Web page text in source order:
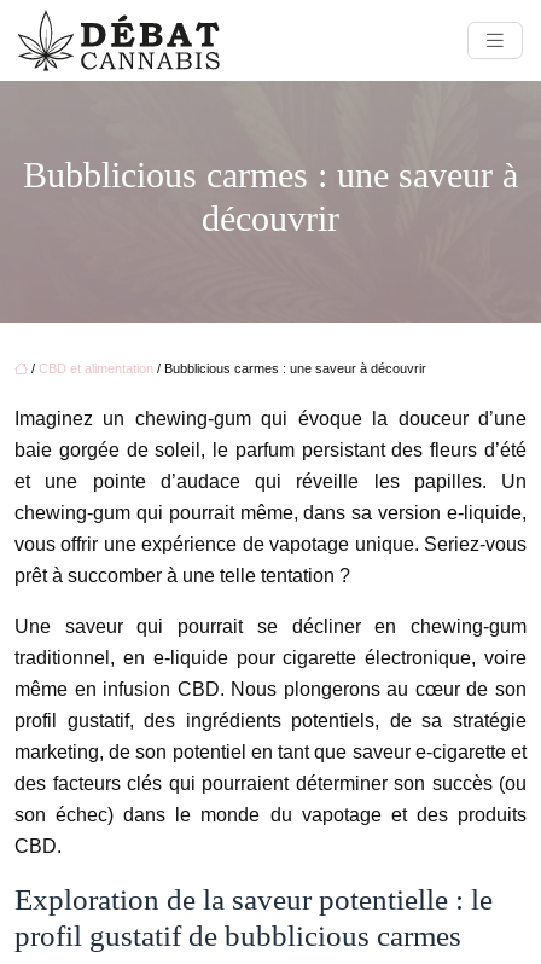
Bubblicious carmes : une saveur à
découvrir
/ CBD et alimentation / Bubblicious carmes : une saveur à découvrir
Imaginez un chewing-gum qui évoque la douceur d’une
baie gorgée de soleil, le parfum persistant des fleurs d’été
et une pointe d’audace qui réveille les papilles. Un
chewing-gum qui pourrait même, dans sa version e-liquide,
vous offrir une expérience de vapotage unique. Seriez-vous
prêt à succomber à une telle tentation ?
Une saveur qui pourrait se décliner en chewing-gum
traditionnel, en e-liquide pour cigarette électronique, voire
même en infusion CBD. Nous plongerons au cœur de son
profil gustatif, des ingrédients potentiels, de sa stratégie
marketing, de son potentiel en tant que saveur e-cigarette et
des facteurs clés qui pourraient déterminer son succès (ou
son échec) dans le monde du vapotage et des produits
CBD.
Exploration de la saveur potentielle : le
profil gustatif de bubblicious carmes